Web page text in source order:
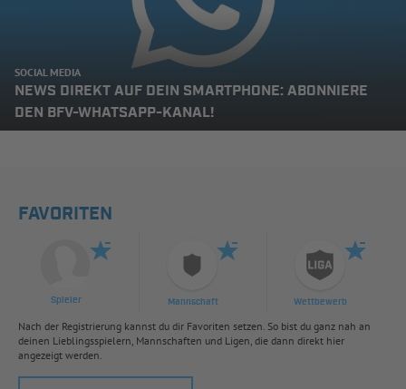
SOCIAL MEDIA
NEWS DIREKT AUF DEIN SMARTPHONE: ABONNIERE
DEN BFV-WHATSAPP-KANAL!
FAVORITEN
Spieler Mannschaft Wettbewerb
Nach der Registrierung kannst du dir Favoriten setzen. So bist du ganz nah an
deinen Lieblingsspielern, Mannschaften und Ligen, die dann direkt hier
angezeigt werden.